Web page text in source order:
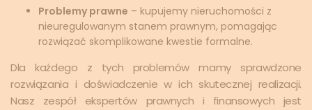
Problemy prawne – kupujemy nieruchomości z
nieuregulowanym stanem prawnym, pomagając
rozwiązać skomplikowane kwestie formalne.
Dla każdego z tych problemów mamy sprawdzone
rozwiązania i doświadczenie w ich skutecznej realizacji.
Nasz zespół ekspertów prawnych i finansowych jest